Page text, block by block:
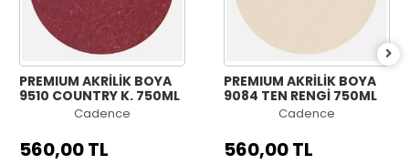
PREMIUM AKRİLİK BOYA
9510 COUNTRY K. 750ML
Cadence
560,00 TL
PREMIUM AKRİLİK BOYA
9084 TEN RENGİ 750ML
Cadence
560,00 TL